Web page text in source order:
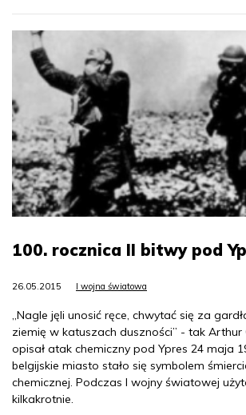
100. rocznica II bitwy pod
26.05.2015 I wojna światowa
„Nagle jęli unosić ręce, chwytać się za
ziemię w katuszach duszności” - tak Arthur
opisał atak chemiczny pod Ypres 24 maja
belgijskie miasto stało się symbolem
chemicznej. Podczas I wojny światowej
kilkakrotnie.